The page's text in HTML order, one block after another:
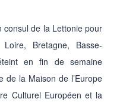
consul de la Lettonie pour
Bretagne, Basse-
en fin de semaine
de la Maison de l’Europe
Culturel Européen et la